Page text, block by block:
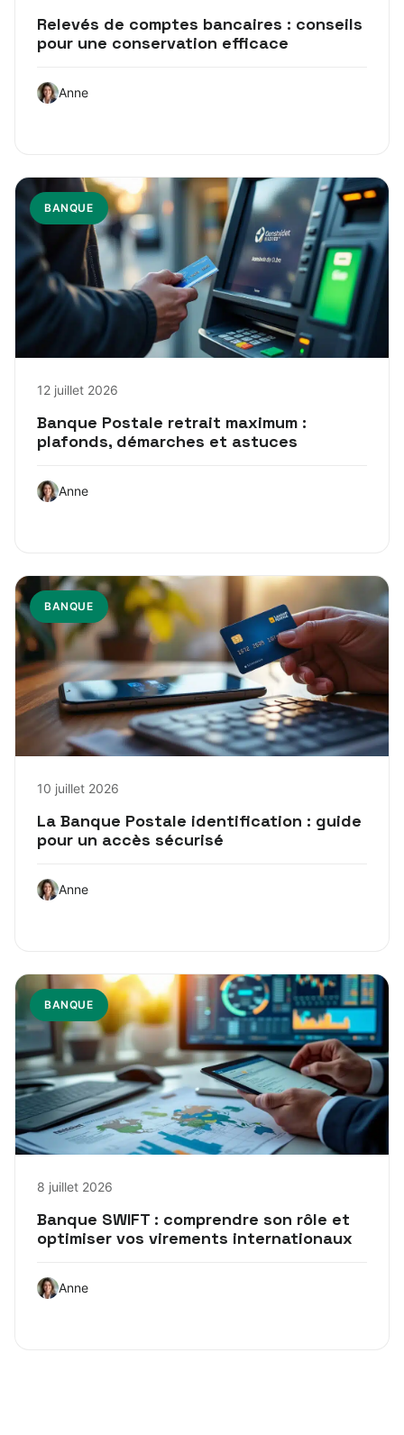
Relevés de comptes bancaires : conseils
pour une conservation efficace
Anne
BANQUE
12 juillet 2026
Banque Postale retrait maximum :
plafonds, démarches et astuces
Anne
BANQUE
10 juillet 2026
La Banque Postale identification : guide
pour un accès sécurisé
Anne
BANQUE
8 juillet 2026
Banque SWIFT : comprendre son rôle et
optimiser vos virements internationaux
Anne